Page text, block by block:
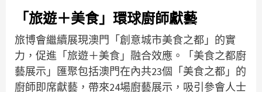
「旅遊＋美食」環球廚師獻藝
旅博會繼續展現澳門「創意城市美食之都」的實
力，促進「旅遊＋美食」融合效應。「美食之都廚
藝展示」匯聚包括澳門在內共23個「美食之都」的
廚師即席獻藝，帶來24場廚藝展示，吸引參會人士